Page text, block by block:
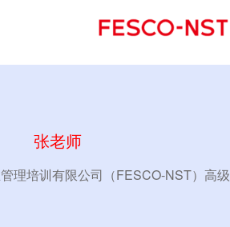
首页>师资团队
张老师
理培训有限公司（FESCO-NST）高级